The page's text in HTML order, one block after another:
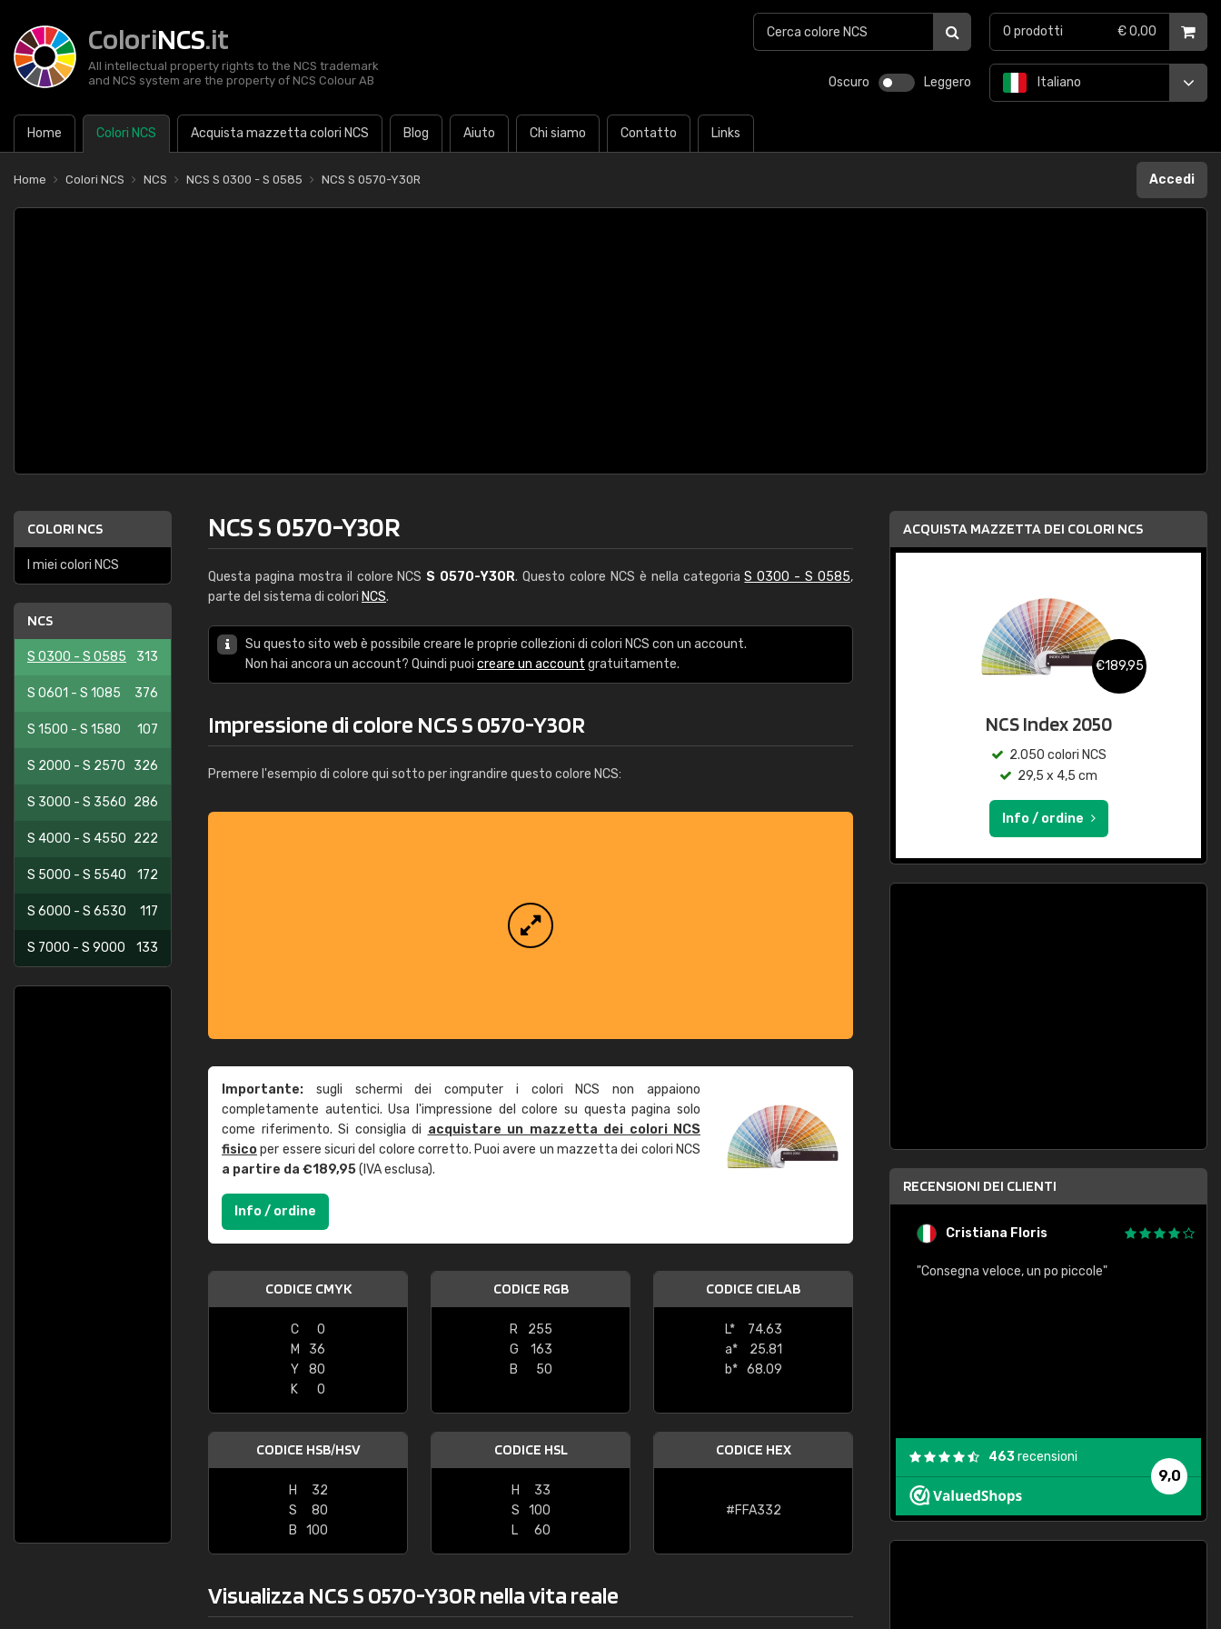
ColoriNCS.it
All intellectual property rights to the NCS trademark
and NCS system are the property of NCS Colour AB
Oscuro Leggero
Home Colori NCS Acquista mazzetta colori NCS Blog Aiuto Chi siamo Contatto Links
Italiano
0 prodotti € 0,00
Home Colori NCS NCS NCS S 0300 - S 0585 NCS S 0570-Y30R Accedi
COLORI NCS
I miei colori NCS
NCS
S 0300 - S 0585 313
S 0601 - S 1085 376
S 1500 - S 1580 107
S 2000 - S 2570 326
S 3000 - S 3560 286
S 4000 - S 4550 222
S 5000 - S 5540 172
S 6000 - S 6530 117
S 7000 - S 9000 133
NCS S 0570-Y30R
Questa pagina mostra il colore NCS S 0570-Y30R. Questo colore NCS è nella categoriaS 0300 - S 0585,
parte del sistema di colori NCS.
Su questo sito web è possibile creare le proprie collezioni di colori NCS con un account.
Non hai ancora un account? Quindi puoi creare un account gratuitamente.
Impressione di colore NCS S 0570-Y30R
Premere l'esempio di colore qui sotto per ingrandire questo colore NCS:
Importante: sugli schermi dei computer i colori NCS non appaiono
completamente autentici. Usa l'impressione del colore su questa pagina solo
come riferimento. Si consiglia di acquistare un mazzetta dei colori NCS
fisicoper essere sicuri del colore corretto. Puoi avere un mazzetta dei colori NCS
a partire da €189,95(IVA esclusa).
Info / ordine
CODICE CMYK
C
0
M
36
Y
80
K
0
CODICE RGB
R
255
G
163
B
50
CODICE CIELAB
L*
74.63
a*
25.81
b*
68.09
CODICE HSB/HSV
H
32
S
80
B
100
CODICE HSL
H
33
S
100
L
60
CODICE HEX
#FFA332
Visualizza NCS S 0570-Y30R nella vita reale
ACQUISTA MAZZETTA DEI COLORI NCS
€189,95
NCS Index 2050
2.050 colori NCS
29,5 x 4,5 cm
Info / ordine
RECENSIONI DEI CLIENTI
"buon servizio"
Cristiana Floris
"Consegna veloce, un po piccole"
9,0
463recensioni